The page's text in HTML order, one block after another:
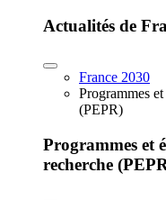
Actualités de
France 2030
Programmes
(PEPR)
Programmes et
recherche